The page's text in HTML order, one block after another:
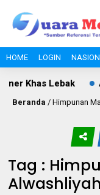
HOME LOGIN
Khas Lebak
Beranda / Himpunan
Tag :
Alwashliyah